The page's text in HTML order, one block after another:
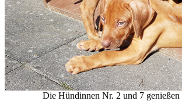
Die Hündinnen Nr. 2 und 7 genießen